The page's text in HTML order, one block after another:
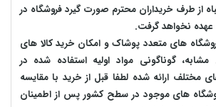
از طرف خریداران محترم صورت گیرد فروشگاه در
عهده نخواهد گرفت.
های متعدد‌ پوشاک و امکان خرید کالا های
گوناگونی مواد اولیه استفاده شده در
ارائه شده لطفا قبل از خرید با مقایسه
های موجود در سطح کشور پس از اطمینان